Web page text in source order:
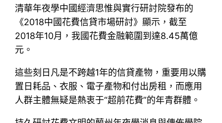
清華年夜學中國經濟思惟與實行研討院發布的
《2018中國花費信貸市場研討》顯示，截至
2018年10月，我國花費金融範圍到達8.45萬億
元。
這些刻日凡是不跨越1年的信貸產物，重要用以購
置日耗品、衣服、電子產物和付出房租，而應用
人群主體無疑是熱衷于“超前花費”的年青群體。